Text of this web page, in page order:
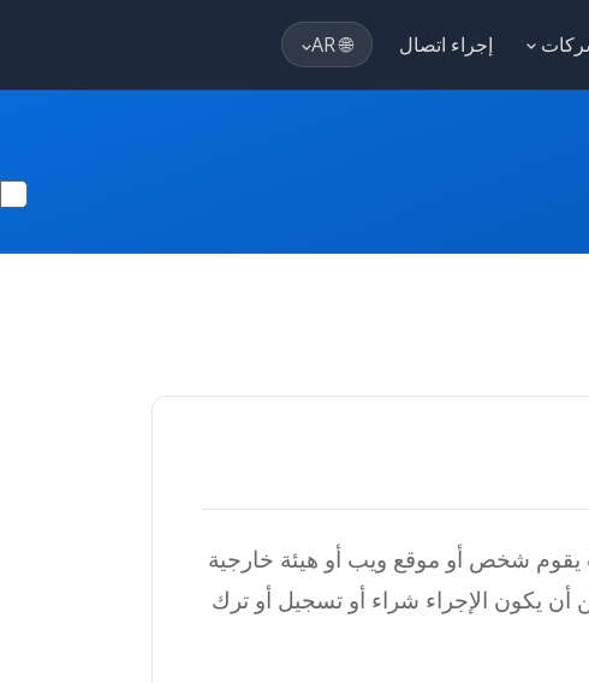
إجراء اتصال 🌐 AR
يقوم شخص أو موقع ويب أو هيئة خارجية
يكون الإجراء شراء أو تسجيل أو ترك